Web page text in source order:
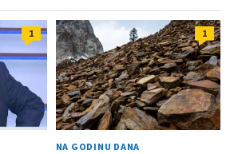
1 1
NA GODINU DANA